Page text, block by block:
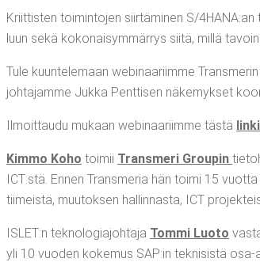
Kriit­tis­ten toi­min­to­jen siir­tä­mi­nen S/
luun sekä koko­nai­sym­mär­rys sii­tä, mil­lä
Tule kuun­te­le­maan webi­naa­riim­me
joh­ta­jam­me Juk­ka Pent­ti­sen näke­myk­set
Ilmoit­tau­du mukaan webi­naa­riim­me täs­tä
Kim­mo Koho toi­mii Trans­me­ri Grou­pin
ICT:stä. Ennen Trans­me­ria hän toi­mi 15
tii­meis­tä, muu­tok­sen hal­lin­nas­ta, ICT
ISLET:n tek­no­lo­gia­joh­ta­ja Tom­mi Luo­to
yli 10 vuo­den koke­mus SAP:in tek­ni­sis­tä